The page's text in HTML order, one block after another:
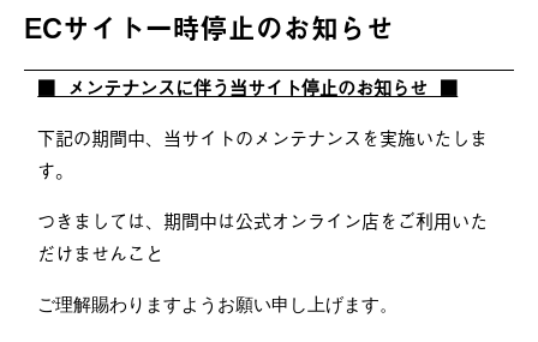
ECサイト一時停止のお知らせ
■ メンテナンスに伴う当サイト停止のお知らせ ■
下記の期間中、当サイトのメンテナンスを実施いたしま
す。
つきましては、期間中は公式オンライン店をご利用いた
だけませんこと
ご理解賜わりますようお願い申し上げます。